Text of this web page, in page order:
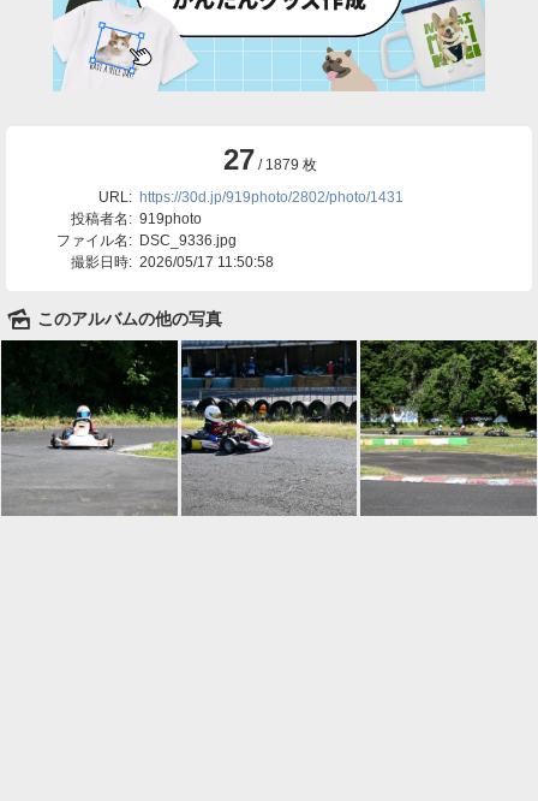
27 / 1879 枚
URL: https://30d.jp/919photo/2802/photo/1431
投稿者名: 919photo
ファイル名: DSC_9336.jpg
撮影日時: 2026/05/17 11:50:58
🌄 このアルバムの他の写真